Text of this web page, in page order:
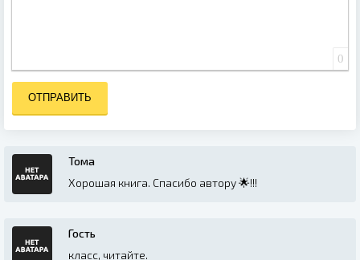
0
ОТПРАВИТЬ
Тома
Хорошая книга. Спасибо автору 🌟!!!
Гость
класс, читайте.